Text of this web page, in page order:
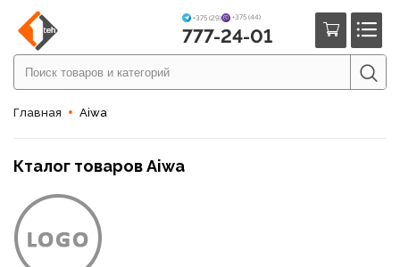
+375 (29) +375 (44)
777-24-01
Главная Aiwa
Кталог товаров Aiwa